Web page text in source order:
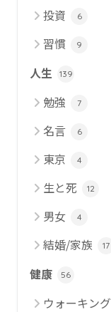
投資 6
習慣 9
人生 139
勉強 7
名言 6
東京 4
生と死 12
男女 4
結婚/家族 17
健康 56
ウォーキング